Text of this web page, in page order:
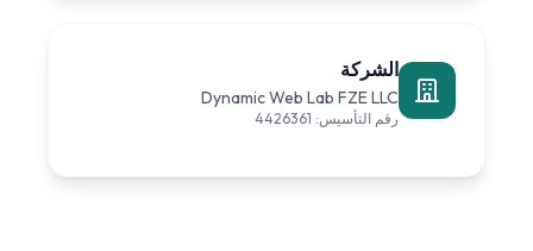
الشركة
Dynamic Web Lab FZE LLC
رقم التأسيس: 4426361